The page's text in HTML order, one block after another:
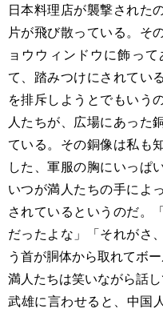
日本料理店が襲撃され
片が飛び散っている。そ
ョウウィンドウに飾っ
て、踏みつけにされてい
を排斥しようとでもい
人たちが、広場にあった
ている。その銅像は私も
した、軍服の胸にいっぱ
いつが満人たちの手によ
されているというのだ。
だったよな」「それがさ
う首が胴体から取れてボ
満人たちは笑いながら話し
武雄に言わせると、中国